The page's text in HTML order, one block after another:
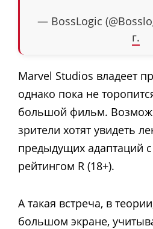
— BossLogic
г.
Marvel Studios владеет
однако пока не
большой фильм.
зрители хотят увидеть
предыдущих адаптаций
рейтингом R (18+).
А такая встреча, в
большом экране,